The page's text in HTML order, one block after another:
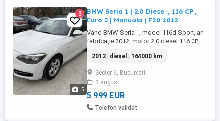
5
3
BMW Seria 1 | 2.0 Diesel , 116 CP ,
Euro 5 | Manuala | F20 2012
Vând BMW Seria 1, model 116d Sport, an
fabricație 2012, motor 2.0 diesel 116 CP,
tara in 2021,un singur proprietar.Cel mai
econom motor de la Bmw, Mașina are
schimbata distributia completa azi
14.03.2026 cu uleiul si filtrele in service
(cost total 1400 euro) ...
2012 | diesel | 164000 km
Sector 6, Bucuresti
3 august
5 999 EUR
Telefon validat